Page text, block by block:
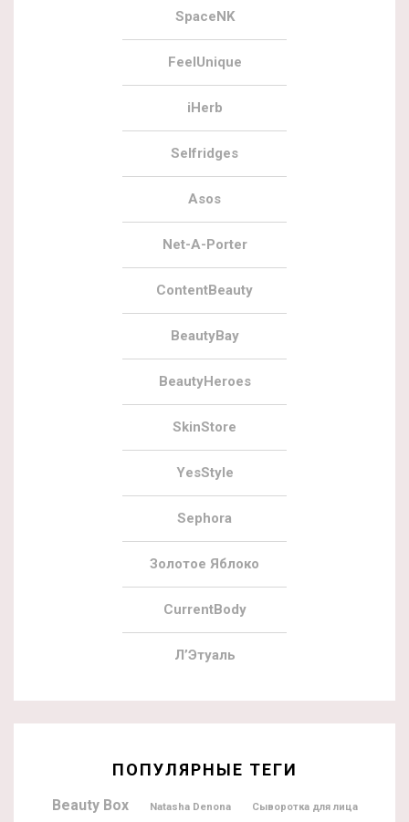
SpaceNK
FeelUnique
iHerb
Selfridges
Asos
Net-A-Porter
ContentBeauty
BeautyBay
BeautyHeroes
SkinStore
YesStyle
Sephora
Золотое Яблоко
CurrentBody
Л’Этуаль
ПОПУЛЯРНЫЕ ТЕГИ
Beauty Box Natasha Denona Сыворотка для лица